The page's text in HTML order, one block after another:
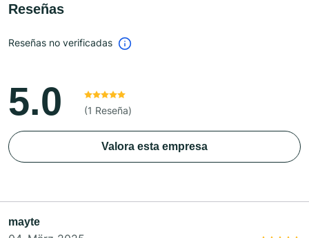
Reseñas
Reseñas no verificadas
5.0 (1 Reseña)
Valora esta empresa
mayte